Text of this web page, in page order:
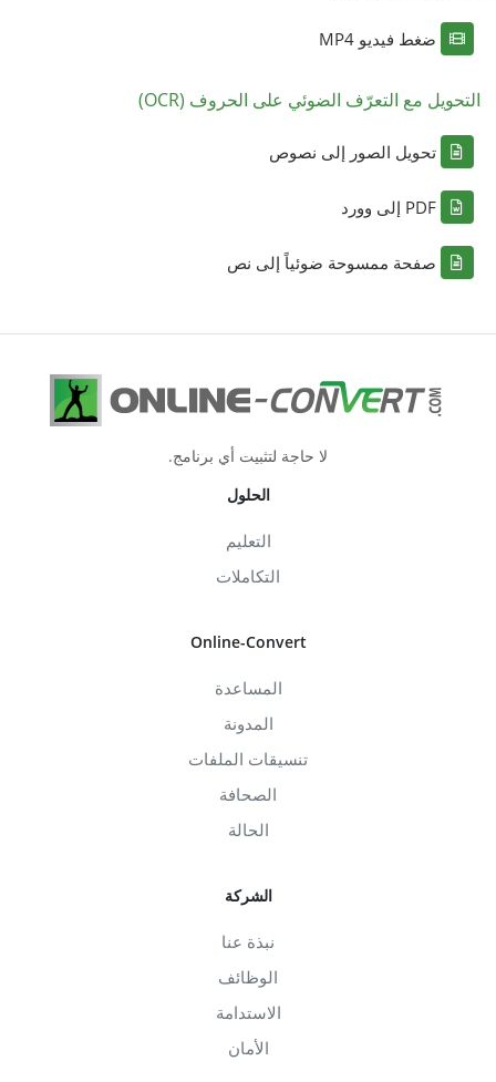
ضغط فيديو MP4
التحويل مع التعرّف الضوئي على الحروف (OCR)
تحويل الصور إلى نصوص
PDF إلى وورد
صفحة ممسوحة ضوئياً إلى نص
لا حاجة لتثبيت أي برنامج.
الحلول
التعليم
التكاملات
Online-Convert
المساعدة
المدونة
تنسيقات الملفات
الصحافة
الحالة
الشركة
نبذة عنا
الوظائف
الاستدامة
الأمان